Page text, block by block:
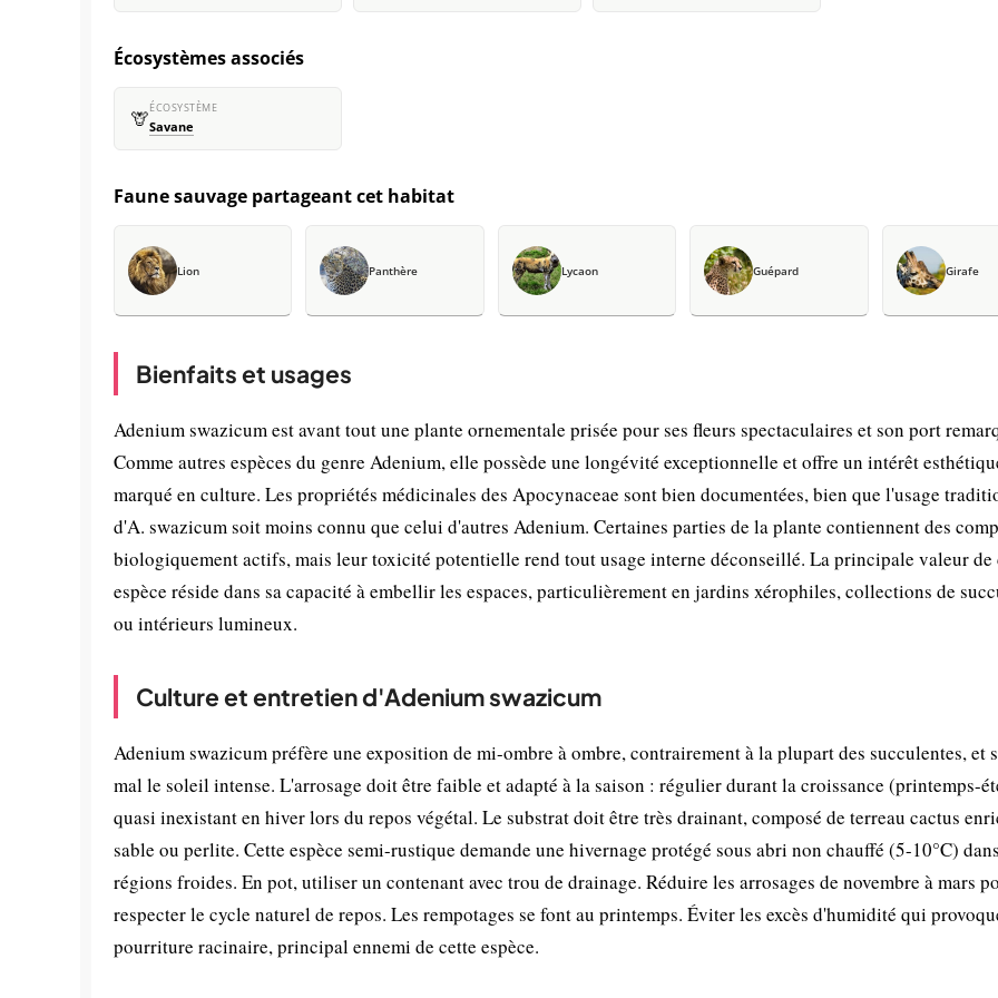
Écosystèmes associés
🦒ÉCOSYSTÈME
Savane
Faune sauvage partageant cet habitat
Lion Panthère Lycaon Guépard Girafe
Bienfaits et usages
Adenium swazicum est avant tout une plante ornementale prisée pour ses fleurs spectaculaires et son port
Comme autres espèces du genre Adenium, elle possède une longévité exceptionnelle et offre un intérêt
marqué en culture. Les propriétés médicinales des Apocynaceae sont bien documentées, bien que l'usage
d'A. swazicum soit moins connu que celui d'autres Adenium. Certaines parties de la plante contiennent des
biologiquement actifs, mais leur toxicité potentielle rend tout usage interne déconseillé. La principale valeur de
espèce réside dans sa capacité à embellir les espaces, particulièrement en jardins xérophiles, collections de
ou intérieurs lumineux.
Culture et entretien d'Adenium swazicum
Adenium swazicum préfère une exposition de mi-ombre à ombre, contrairement à la plupart des succulentes, et
mal le soleil intense. L'arrosage doit être faible et adapté à la saison : régulier durant la croissance (printemps-
quasi inexistant en hiver lors du repos végétal. Le substrat doit être très drainant, composé de terreau cactus
sable ou perlite. Cette espèce semi-rustique demande une hivernage protégé sous abri non chauffé (5-10°C)
régions froides. En pot, utiliser un contenant avec trou de drainage. Réduire les arrosages de novembre à mars
respecter le cycle naturel de repos. Les rempotages se font au printemps. Éviter les excès d'humidité qui
pourriture racinaire, principal ennemi de cette espèce.